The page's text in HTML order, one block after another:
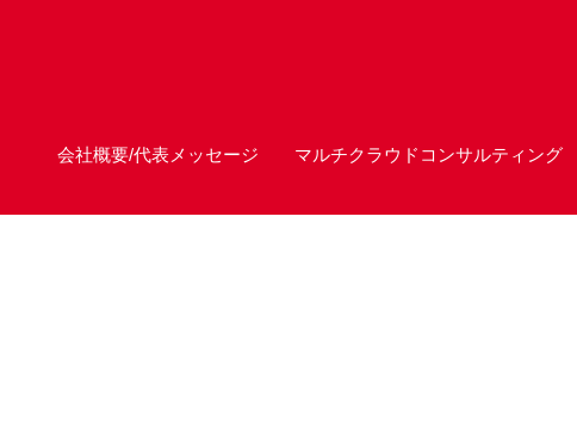
会社概要/代表メッセージ マルチクラウドコンサルティング